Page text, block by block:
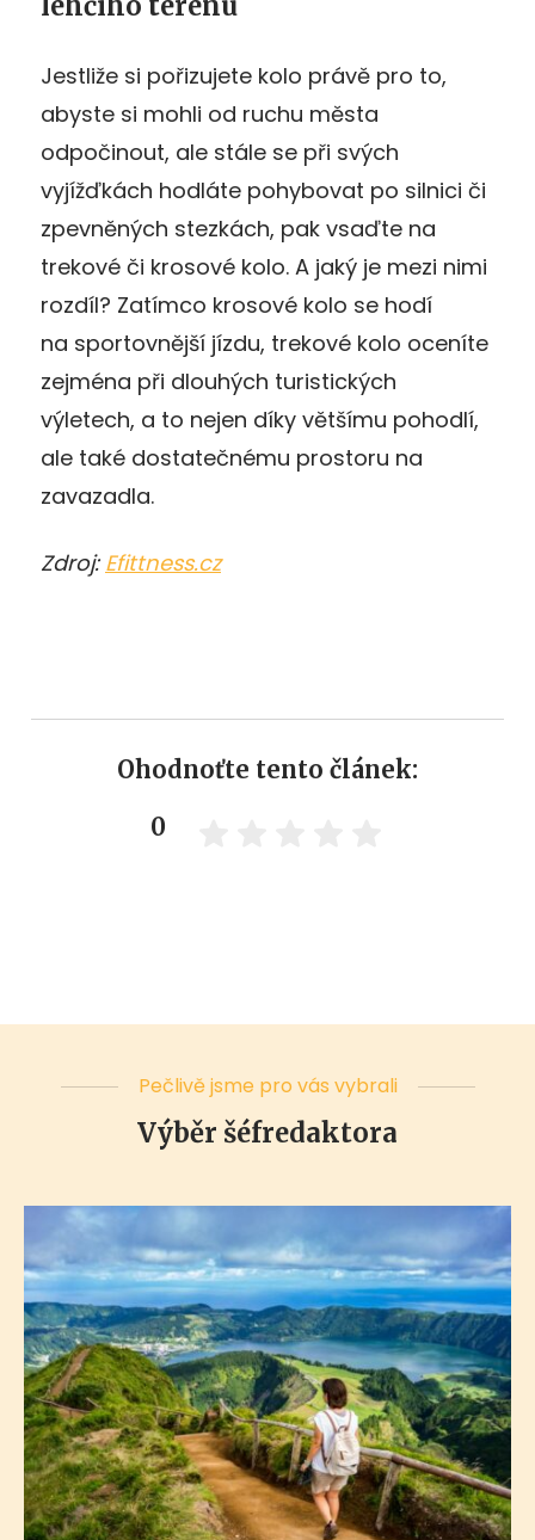
Jestliže si pořizujete kolo právě pro to,
abyste si mohli od ruchu města
odpočinout, ale stále se při svých
vyjížďkách hodláte pohybovat po silnici či
zpevněných stezkách, pak vsaďte na
trekové či krosové kolo. A jaký je mezi nimi
rozdíl? Zatímco krosové kolo se hodí
na sportovnější jízdu, trekové kolo oceníte
zejména při dlouhých turistických
výletech, a to nejen díky většímu pohodlí,
ale také dostatečnému prostoru na
zavazadla.
Zdroj: Efittness.cz
Ohodnoťte tento článek:
0
Pečlivě jsme pro vás vybrali
Výběr šéfredaktora